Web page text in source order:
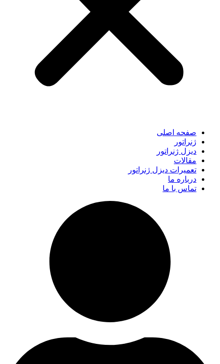
صفحه اصلی
ژنراتور
دیزل ژنراتور
مقالات
تعمیرات دیزل ژنراتور
درباره ما
تماس با ما